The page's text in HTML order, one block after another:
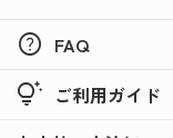
help FAQ
tips_and_updates ご利用ガイド